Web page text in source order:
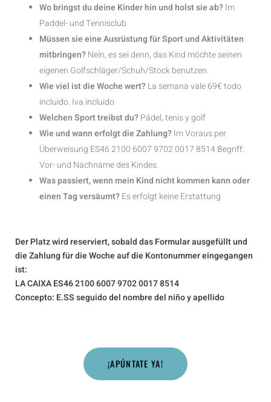
Wo bringst du deine Kinder hin und holst sie ab?Im
Paddel- und Tennisclub
Müssen sie eine Ausrüstung für Sport und Aktivitäten
mitbringen?Nein, es sei denn, das Kind möchte seinen
eigenen Golfschläger/Schuh/Stock benutzen.
Wie viel ist die Woche wert?La semana vale 69€ todo
incluido. Iva incluido
Welchen Sport treibst du?Pádel, tenis y golf
Wie und wann erfolgt die Zahlung?Im Voraus per
Überweisung ES46 2100 6007 9702 0017 8514 Begriff:
Vor- und Nachname des Kindes.
Was passiert, wenn mein Kind nicht kommen kann oder
einen Tag versäumt?Es erfolgt keine Erstattung
Der Platz wird reserviert, sobald das Formular ausgefüllt und
die Zahlung für die Woche auf die Kontonummer eingegangen
ist:
LA CAIXA ES46 2100 6007 9702 0017 8514
Concepto: E.SS seguido del nombre del niño y apellido
¡APÚNTATE YA!